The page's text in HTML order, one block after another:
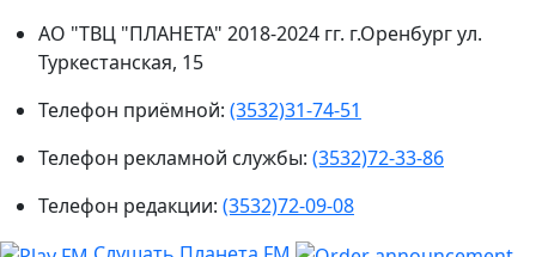
АО "ТВЦ "ПЛАНЕТА" 2018-2024 гг. г.Оренбург ул.
Туркестанская, 15
Телефон приёмной: (3532)31-74-51
Телефон рекламной службы: (3532)72-33-86
Телефон редакции: (3532)72-09-08